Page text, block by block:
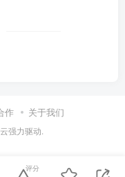
作 关于我们
强力驱动.
评分